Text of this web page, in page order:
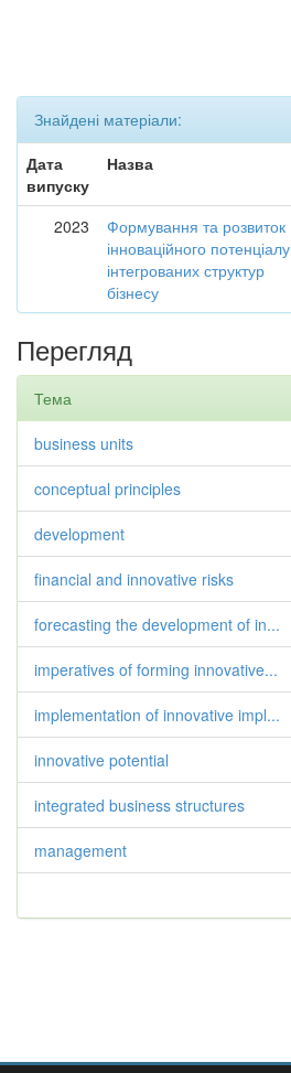
Знайдені матеріали:
Дата
випуску
Назва
2023
Формування та розвиток
інноваційного потенціалу
інтегрованих структур
бізнесу
Перегляд
Тема
business units
conceptual principles
development
financial and innovative risks
forecasting the development of in...
imperatives of forming innovative...
implementation of innovative impl...
innovative potential
integrated business structures
management